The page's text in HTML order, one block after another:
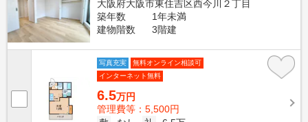
大阪府大阪市東住吉区西今川２丁目
築年数
1年未満
建物階数
3階建
写真充実
無料オンライン相談可
インターネット無料
6.5万円
管理費等：5,500円